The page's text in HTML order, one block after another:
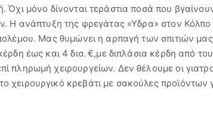
Όχι μόνο δίνονται τεράστια ποσά που
Η ανάπτυξη της φρεγάτας «Υδρα» στον
Μας θυμώνει η αρπαγή των σπιτιών
έως και 4 δισ. €,με διπλάσια κέρδη από
πληρωμή χειρουργείων. Δεν θέλουμε οι
χειρουργικό κρεβάτι με σακούλες προϊόντων